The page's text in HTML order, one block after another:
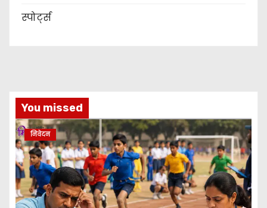
स्पोर्ट्स
You missed
निवेदन